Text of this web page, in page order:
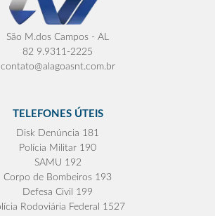
São M.dos Campos - AL
82 9.9311-2225
contato@alagoasnt.com.br
TELEFONES ÚTEIS
Disk Denúncia 181
Polícia Militar 190
SAMU 192
Corpo de Bombeiros 193
Defesa Civil 199
Rodoviária Federal 1527